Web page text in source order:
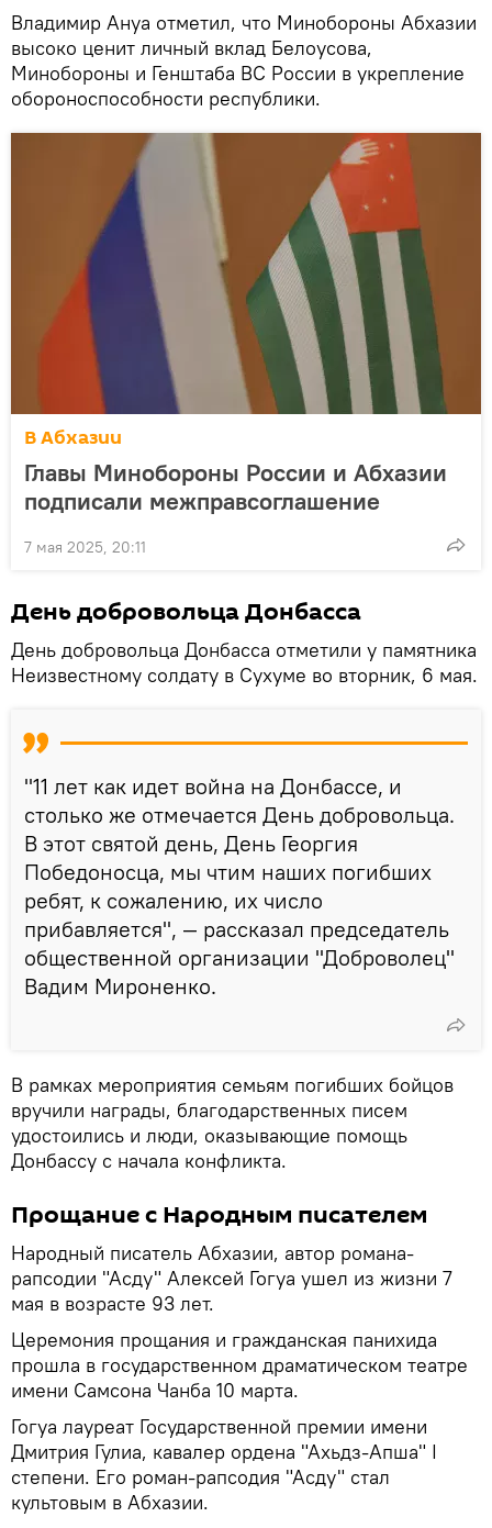
Владимир Ануа отметил, что Минобороны Абхазии
высоко ценит личный вклад Белоусова,
Минобороны и Генштаба ВС России в укрепление
обороноспособности республики.
В Абхазии
Главы Минобороны России и Абхазии
подписали межправсоглашение
7 мая 2025, 20:11
День добровольца Донбасса
День добровольца Донбасса отметили у памятника
Неизвестному солдату в Сухуме во вторник, 6 мая.
"11 лет как идет война на Донбассе, и
столько же отмечается День добровольца.
В этот святой день, День Георгия
Победоносца, мы чтим наших погибших
ребят, к сожалению, их число
прибавляется", — рассказал председатель
общественной организации "Доброволец"
Вадим Мироненко.
В рамках мероприятия семьям погибших бойцов
вручили награды, благодарственных писем
удостоились и люди, оказывающие помощь
Донбассу с начала конфликта.
Прощание с Народным писателем
Народный писатель Абхазии, автор романа-
рапсодии "Асду" Алексей Гогуа ушел из жизни 7
мая в возрасте 93 лет.
Церемония прощания и гражданская панихида
прошла в государственном драматическом театре
имени Самсона Чанба 10 марта.
Гогуа лауреат Государственной премии имени
Дмитрия Гулиа, кавалер ордена "Ахьдз-Апша" I
степени. Его роман-рапсодия "Асду" стал
культовым в Абхазии.